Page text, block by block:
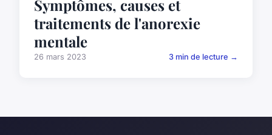
Symptômes, causes et
traitements de l'anorexie
mentale
26 mars 2023 3 min de lecture →